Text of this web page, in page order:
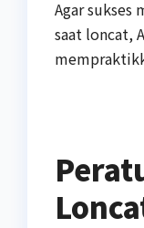
Agar sukses
saat loncat,